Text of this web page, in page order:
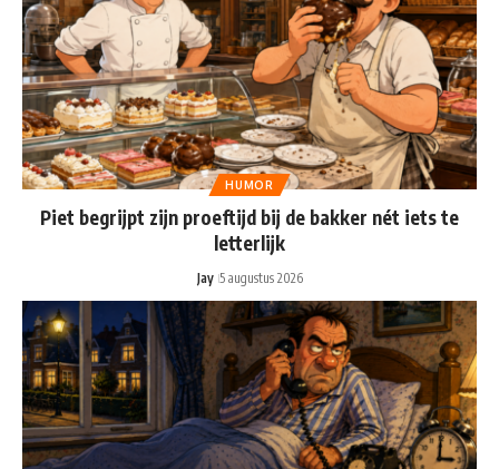
HUMOR
Piet begrijpt zijn proeftijd bij de bakker nét iets te
letterlijk
Jay 5 augustus 2026